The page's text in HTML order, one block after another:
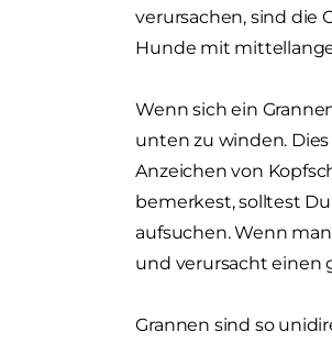
verursachen, sind die
Hunde mit
Wenn sich ein
unten zu winden.
Anzeichen von
bemerkest, solltest
aufsuchen. Wenn
und verursacht einen
Grannen sind so